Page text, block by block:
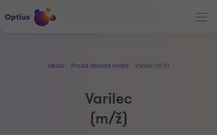
Iskalci Prosta delovna mesta Varilec (m/ž)
Varilec
(m/ž)